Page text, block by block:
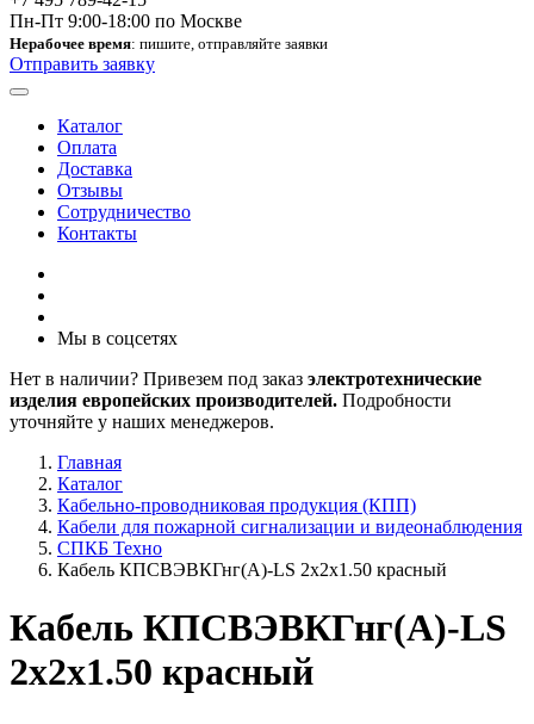
Пн-Пт 9:00-18:00 по Москве
Нерабочее время: пишите, отправляйте заявки
Отправить заявку
Каталог
Оплата
Доставка
Отзывы
Сотрудничество
Контакты
Мы в соцсетях
Нет в наличии? Привезем под заказ электротехнические
изделия европейских производителей. Подробности
уточняйте у наших менеджеров.
Главная
Каталог
Кабельно-проводниковая продукция (КПП)
Кабели для пожарной сигнализации и видеонаблюдения
СПКБ Техно
Кабель КПСВЭВКГнг(А)-LS 2х2х1.50 красный
Кабель КПСВЭВКГнг(А)-LS
2х2х1.50 красный